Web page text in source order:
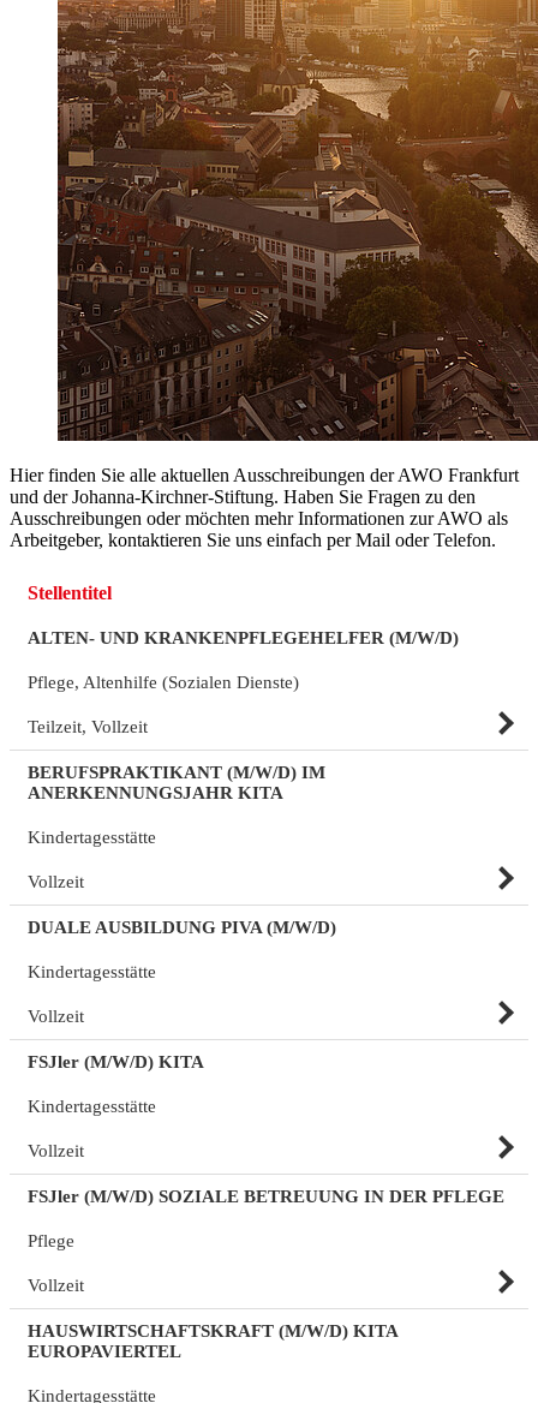
Hier finden Sie alle aktuellen Ausschreibungen der AWO Frankfurt
und der Johanna-Kirchner-Stiftung. Haben Sie Fragen zu den
Ausschreibungen oder möchten mehr Informationen zur AWO als
Arbeitgeber, kontaktieren Sie uns einfach per Mail oder Telefon.
Stellentitel
ALTEN- UND KRANKENPFLEGEHELFER (M/W/D)
Pflege, Altenhilfe (Sozialen Dienste)
Teilzeit, Vollzeit
BERUFSPRAKTIKANT (M/W/D) IM
ANERKENNUNGSJAHR KITA
Kindertagesstätte
Vollzeit
DUALE AUSBILDUNG PIVA (M/W/D)
Kindertagesstätte
Vollzeit
FSJler (M/W/D) KITA
Kindertagesstätte
Vollzeit
FSJler (M/W/D) SOZIALE BETREUUNG IN DER PFLEGE
Pflege
Vollzeit
HAUSWIRTSCHAFTSKRAFT (M/W/D) KITA
EUROPAVIERTEL
Kindertagesstätte